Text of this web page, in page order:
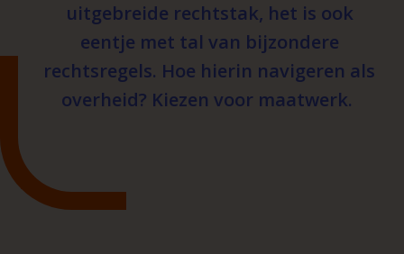
uitgebreide rechtstak, het is ook
eentje met tal van bijzondere
rechtsregels. Hoe hierin navigeren als
overheid? Kiezen voor maatwerk.